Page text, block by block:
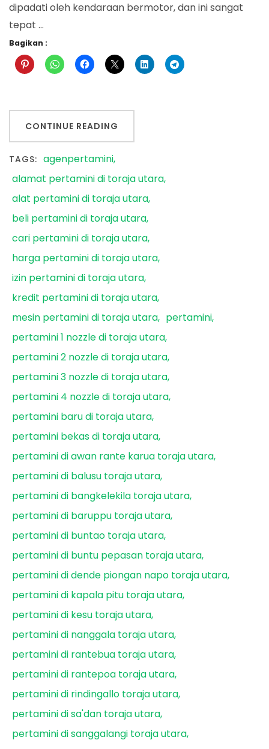
dipadati oleh kendaraan bermotor, dan ini sangat
tepat …
Bagikan :
CONTINUE READING
TAGS: agenpertamini
alamat pertamini di toraja utara
alat pertamini di toraja utara
beli pertamini di toraja utara
cari pertamini di toraja utara
harga pertamini di toraja utara
izin pertamini di toraja utara
kredit pertamini di toraja utara
mesin pertamini di toraja utara
pertamini
pertamini 1 nozzle di toraja utara
pertamini 2 nozzle di toraja utara
pertamini 3 nozzle di toraja utara
pertamini 4 nozzle di toraja utara
pertamini baru di toraja utara
pertamini bekas di toraja utara
pertamini di awan rante karua toraja utara
pertamini di balusu toraja utara
pertamini di bangkelekila toraja utara
pertamini di baruppu toraja utara
pertamini di buntao toraja utara
pertamini di buntu pepasan toraja utara
pertamini di dende piongan napo toraja utara
pertamini di kapala pitu toraja utara
pertamini di kesu toraja utara
pertamini di nanggala toraja utara
pertamini di rantebua toraja utara
pertamini di rantepoa toraja utara
pertamini di rindingallo toraja utara
pertamini di sa'dan toraja utara
pertamini di sanggalangi toraja utara